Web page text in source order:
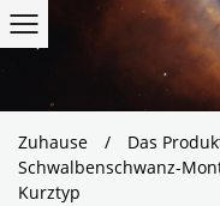
Zuhause / Das
Schwalbenschwanz-
Kurztyp